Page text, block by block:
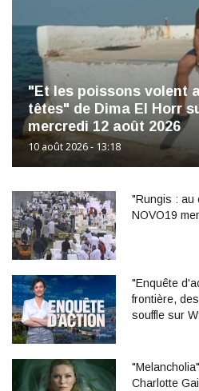
"Et les poissons volent
têtes" de Dima El Horr
mercredi 12 août 2026
10 août 2026 - 13:18
"Rungis : au
NOVO19
"Enquête
frontière,
souffle sur
Charlotte